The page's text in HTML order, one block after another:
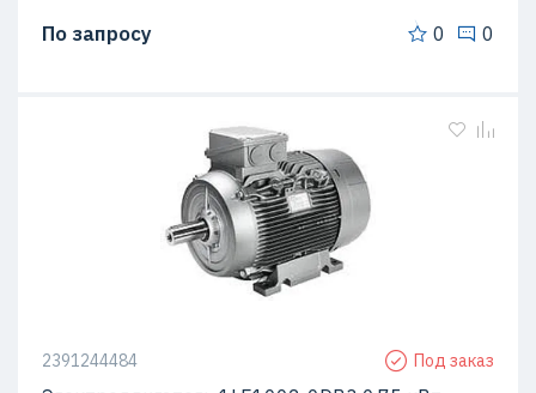
По запросу 0 0
2391244484 Под заказ